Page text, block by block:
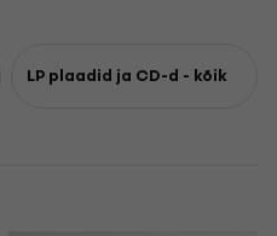
LP plaadid ja CD-d - kõik